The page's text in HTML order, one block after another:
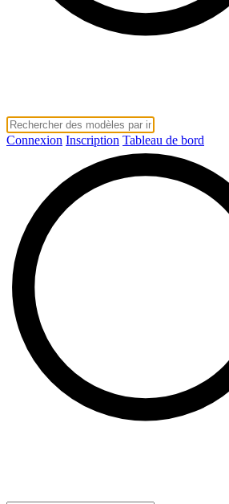
Connexion Inscription Tableau de bord